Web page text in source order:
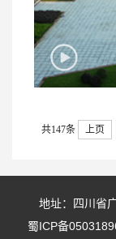
共147条 上页
地址：四川省
蜀ICP备